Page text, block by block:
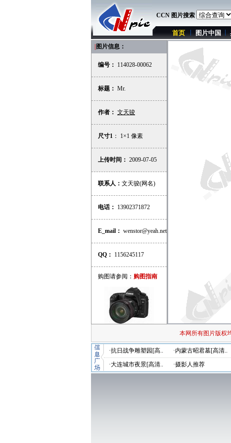
CCN 图片搜索
首页 图片中国
图片信息：
编号： 114028-00062
标题： Mr.
作者： 文天骏
尺寸1 ： 1×1 像素
上传时间： 2009-07-05
联系人： 文天骏(网名)
电话： 13902371872
E_mail： wenstor@yeah.net
QQ： 1156245117
购图请参阅： 购图指南
本网所有图片版权
·抗日战争雕塑园[高.. ·内蒙古昭君墓[高清..
·大连城市夜景[高清..
·摄影人推荐